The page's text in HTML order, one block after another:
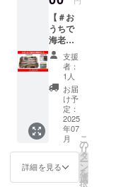
（全長
30㎝/
尾） ・
製造
者：毎
味水産
株式会
社 ・加
工地：
愛知県
西尾市
・産
地：バ
ングラ
デシュ
産また
エビ好
きの皆
さま、
この機
会にぜ
ひ！ ■
リター
ン品の
内容 ・
背わた
処理
済 大
袋
(1.15Kg
ら外れ
たこと
もある
レアな
エ
ビ！）
エビ好
きの皆
さま、
この機
会にぜ
ひ！ ■
リター
内容 ・
背わた
2025年
7月1日
から1年
間掲載
（自動
更新あ
り） ・
掲載方
法：エ
ビ応援
団公式
HPに、
のお名
前を掲
区日本
橋3-2-
14） 予
約
TEL：
3271-
3436 公
式サイ
ト：
http://ni
honbas
yukari.
com/ ≪
がり・
玉衣」
で高野
竜一
シェフ
の極上
の海老
料理を
堪能で
きるお
食事券
です。
ぜひご
賞味く
ださ
【＃お
うちで
海老の
解剖
セッ
ト】 海
老専門
家がオ
ススメ
する最
高の海
老をあ
なたの
手元
へ！ こ
支援
者：
1人
お届
け予
定：
2025
年07
月
詳細を見る
こ
の
リ
タ
ー
ン
を
選
択